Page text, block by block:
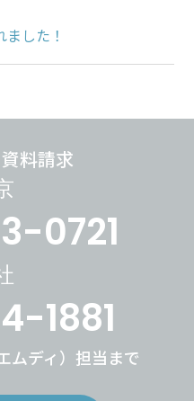
した！
料請求
0721
1881
ムディ）担当まで